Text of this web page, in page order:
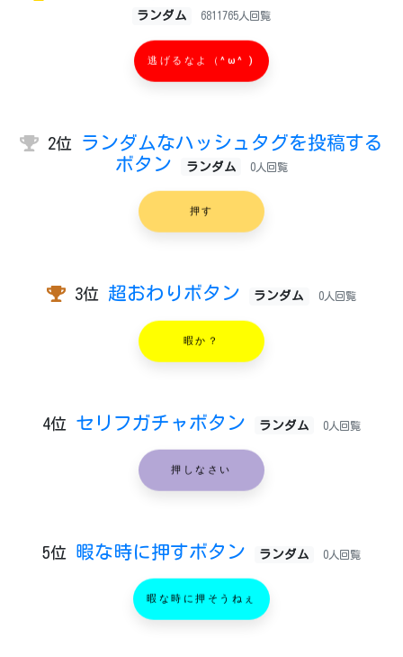
ランダム 6811765人回覧
逃げるなよ（^ω^ )
2位
ランダムなハッシュタグを投稿する
ボタン
ランダム 0人回覧
押す
3位 超おわりボタン ランダム 0人回覧
暇か？
4位 セリフガチャボタン ランダム 0人回覧
押しなさい
5位 暇な時に押すボタン ランダム 0人回覧
暇な時に押そうねぇ